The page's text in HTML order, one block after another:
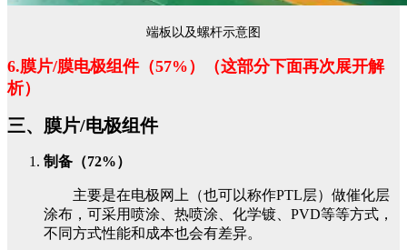
端板以及螺杆示意图
6.膜片/膜电极组件（57%）（这部分下面再次展开解
析）
三、膜片/电极组件
制备（72%）
主要是在电极网上（也可以称作PTL层）做催化层
涂布，可采用喷涂、热喷涂、化学镀、PVD等等方式，
不同方式性能和成本也会有差异。